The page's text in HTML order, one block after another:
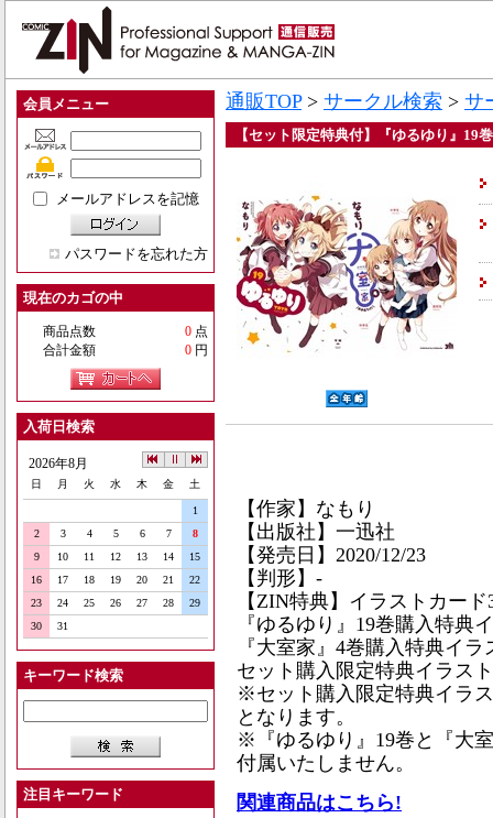
会員メニュー
メールアドレスを記憶
パスワードを忘れた方
現在のカゴの中
商品点数 0 点
合計金額
0 円
入荷日検索
2026年8月
日 月 火 水 木 金 土
1
2
3 4 5 6 7
8
9
10 11 12 13 14
15
16
17 18 19 20 21
22
23
24 25 26 27 28
29
30
31
キーワード検索
注目キーワード
通販TOP> サークル検索 > サ
【セット限定特典付】『ゆるゆり』19
【作家】なもり
【出版社】一迅社
【発売日】2020/12/23
【判形】-
【ZIN特典】イラストカード
『ゆるゆり』19巻購入特典
『大室家』4巻購入特典イ
セット購入限定特典イラス
※セット購入限定特典イラ
となります。
※『ゆるゆり』19巻と『大
付属いたしません。
関連商品はこちら!